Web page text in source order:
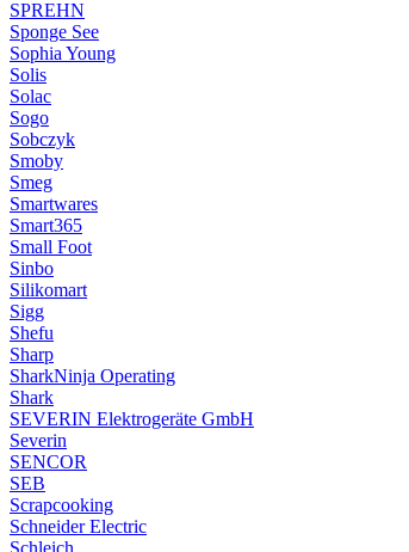
SPREHN
Sponge See
Sophia Young
Solis
Solac
Sogo
Sobczyk
Smoby
Smeg
Smartwares
Smart365
Small Foot
Sinbo
Silikomart
Sigg
Shefu
Sharp
SharkNinja Operating
Shark
SEVERIN Elektrogeräte GmbH
Severin
SENCOR
SEB
Scrapcooking
Schneider Electric
Schleich